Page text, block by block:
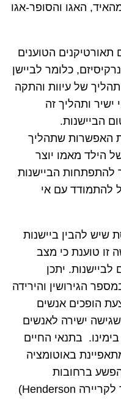
האגו והסופר-אגו
תאורטיקנים הטוענים
כלומר לביישן
תהליך של עיוות והתקה
ותהליך זה
הביישנות.
האפשרות שתהליך
הילד מאמו יוצר
להתפתחות הביישנות
להתמודד עם אי
שיש להבין ביישנות
זו טוענת כי מצב
יתכן
הגירושין והירידה
הופכים אנשים
ישירה לאנשים
בתנאי החיים
באוטומציה
ברחובות
לקריירה (Henderson